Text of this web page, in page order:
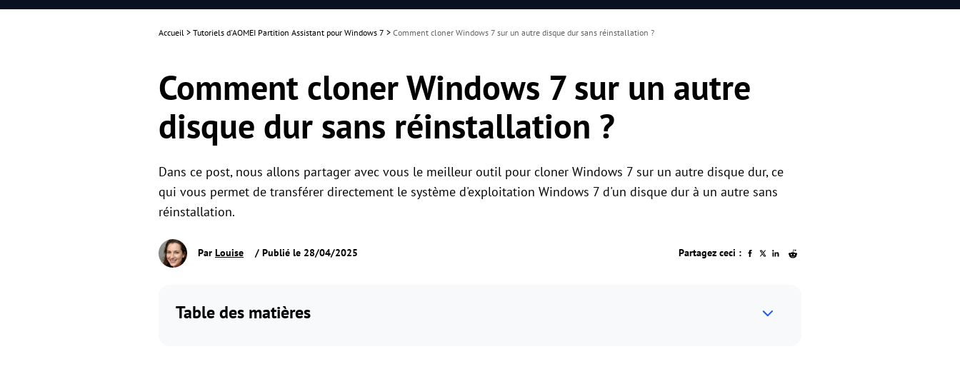
Accueil > Tutoriels d'AOMEI Partition Assistant pour Windows 7 > Comment cloner Windows 7 sur un autre disque dur sans réinstallation ?
Comment cloner Windows 7 sur un autre
disque dur sans réinstallation ?
Dans ce post, nous allons partager avec vous le meilleur outil pour cloner Windows 7 sur un autre disque dur, ce
qui vous permet de transférer directement le système d'exploitation Windows 7 d'un disque dur à un autre sans
réinstallation.
Par Louise / Publié le 28/04/2025 Partagez ceci :
Table des matières